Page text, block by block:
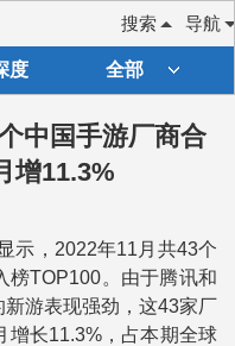
导航
搜索
度 全部
中国手游厂商合
增11.3%
，2022年11月共43个
榜TOP100。由于腾讯和
游表现强劲，这43家厂
增长11.3%，占本期全球